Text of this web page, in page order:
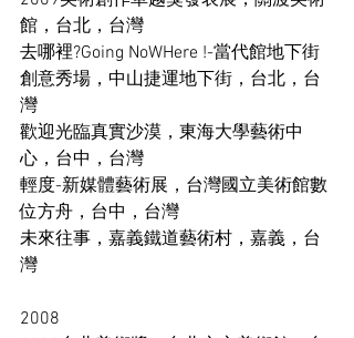
館，台北，台灣
去哪裡?Going NoWHere !-當代館地下街
創意秀場，中山捷運地下街，台北，台
灣
歡迎光臨真實沙漠，東海大學藝術中
心，台中，台灣
輕度-新媒體藝術展，台灣國立美術館數
位方舟，台中，台灣
未來往事，嘉義鐵道藝術村，嘉義，台
灣
2008